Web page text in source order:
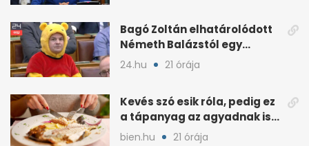
Bagó Zoltán elhatárolódott
Németh Balázstól egy
kalocsai poszt miatt
24.hu 21 órája
Kevés szó esik róla, pedig ez
a tápanyag az agyadnak is
kell
bien.hu 21 órája